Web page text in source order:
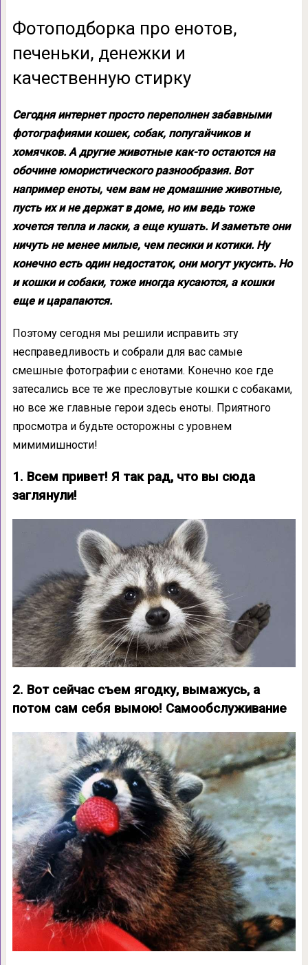
Фотоподборка про енотов,
печеньки, денежки и
качественную стирку
Сегодня интернет просто переполнен забавными
фотографиями кошек, собак, попугайчиков и
хомячков. А другие животные как-то остаются на
обочине юмористического разнообразия. Вот
например еноты, чем вам не домашние животные,
пусть их и не держат в доме, но им ведь тоже
хочется тепла и ласки, а еще кушать. И заметьте они
ничуть не менее милые, чем песики и котики. Ну
конечно есть один недостаток, они могут укусить. Но
и кошки и собаки, тоже иногда кусаются, а кошки
еще и царапаются.
Поэтому сегодня мы решили исправить эту
несправедливость и собрали для вас самые
смешные фотографии с енотами. Конечно кое где
затесались все те же пресловутые кошки с собаками,
но все же главные герои здесь еноты. Приятного
просмотра и будьте осторожны с уровнем
мимимишности!
1. Всем привет! Я так рад, что вы сюда
заглянули!
2. Вот сейчас съем ягодку, вымажусь, а
потом сам себя вымою! Самообслуживание